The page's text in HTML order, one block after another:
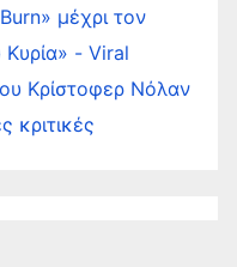
μέχρι τον
Κυρία» - Viral
Κρίστοφερ Νόλαν
κριτικές